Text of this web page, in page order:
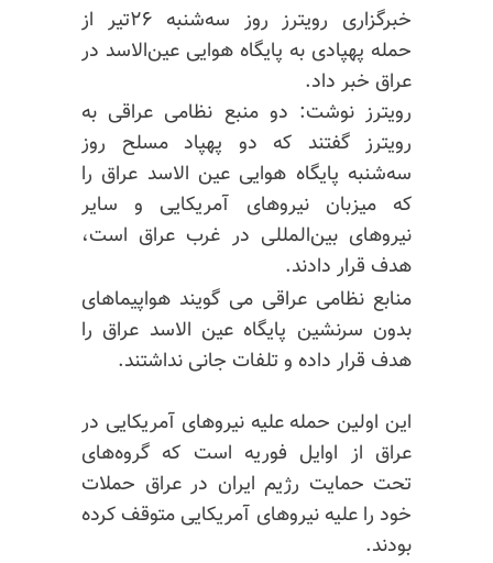
خبرگزاری رویترز روز سه‌شنبه ۲۶تیر از
حمله پهپادی به پایگاه هوایی عین‌الاسد در
عراق خبر داد.
رویترز نوشت: دو منبع نظامی عراقی به
رویترز گفتند که دو پهپاد مسلح روز
سه‌شنبه پایگاه هوایی عین الاسد عراق را
که میزبان نیروهای آمریکایی و سایر
نیروهای بین‌المللی در غرب عراق است،
هدف قرار دادند.
منابع نظامی عراقی می گویند هواپیماهای
بدون سرنشین پایگاه عین الاسد عراق را
هدف قرار داده و تلفات جانی نداشتند.
این اولین حمله علیه نیروهای آمریکایی در
عراق از اوایل فوریه است که گروه‌های
تحت حمایت رژیم ایران در عراق حملات
خود را علیه نیروهای آمریکایی متوقف کرده
بودند.